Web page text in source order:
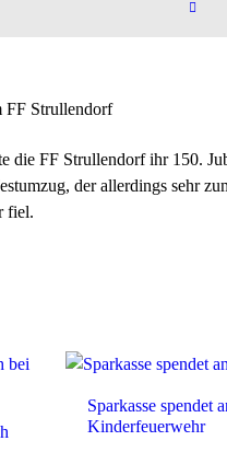
FF Strullendorf
die FF Strullendorf ihr 150.
der allerdings sehr
fiel.
Sparkasse spendet
Kinderfeuerwehr